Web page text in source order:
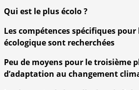
Qui est le plus écolo ?
Les compétences spécifiques
écologique sont recherchées
Peu de moyens pour le troisième
d’adaptation au changement